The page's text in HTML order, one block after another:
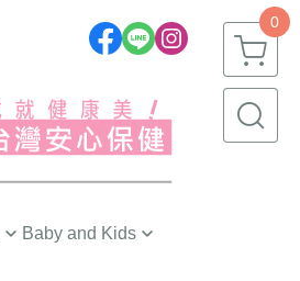
0
Baby and Kids